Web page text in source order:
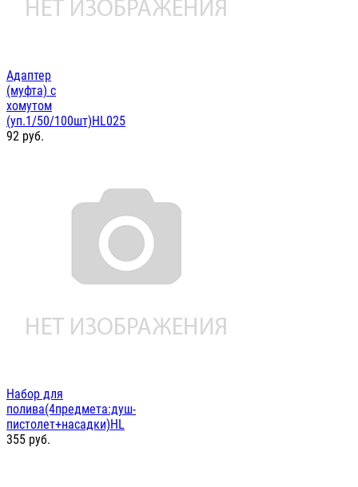
Адаптер
(муфта) с
хомутом
(уп.1/50/100шт)HL025
92 руб.
Набор для
полива(4предмета:душ-
пистолет+насадки)HL
355 руб.